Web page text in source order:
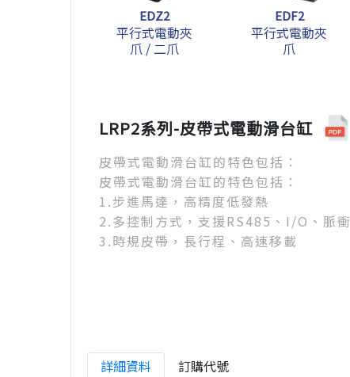
EDZ2
平行式電動夾
爪 / 二爪
EDF2
平行式電動夾
爪
LRP2系列-皮帶式電動滑台缸
皮帶式電動滑台缸的特色包括：
皮帶式電動滑台缸的特色包括：
1.步進馬達，高精度低發熱
2.多控制方式，支援RS485、I/O、脈衝
3.時規皮帶，長行程、高速移載
詳細資料 訂購代號